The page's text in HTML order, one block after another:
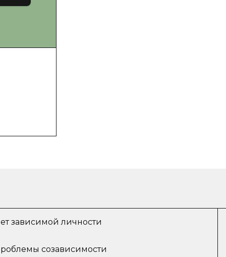
зависимой личности
созависимости